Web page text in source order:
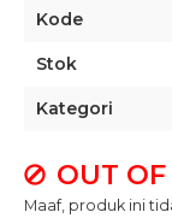
Kode
Stok
Kategori
OUT
Maaf, produk ini